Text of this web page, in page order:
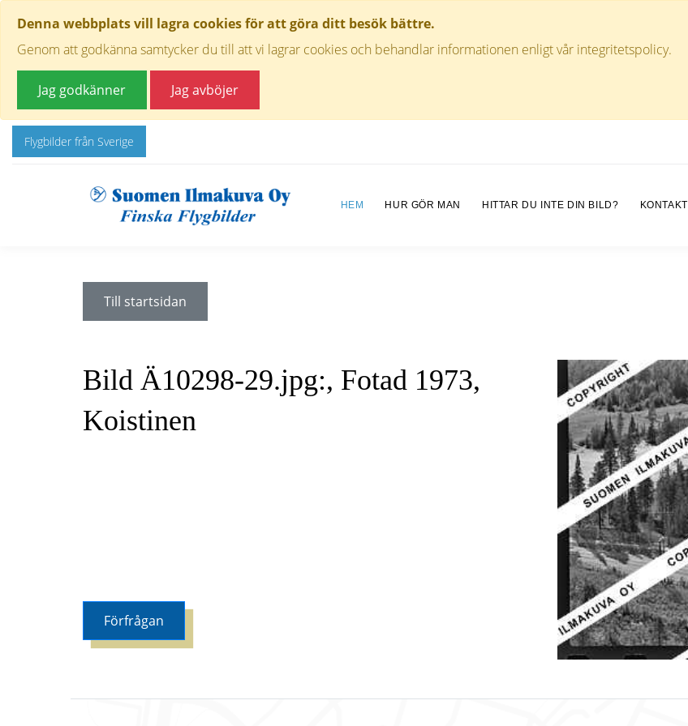
Denna webbplats vill lagra cookies för att göra ditt besök bättre.
Genom att godkänna samtycker du till att vi lagrar cookies och behandlar informationen enligt vår integritetspolicy.
Jag godkänner Jag avböjer
Flygbilder från Sverige
HEM HUR GÖR MAN HITTAR DU INTE DIN BILD? KONTAKT
Till startsidan
Bild Ä10298-29.jpg:, Fotad 1973,
Koistinen
Förfrågan